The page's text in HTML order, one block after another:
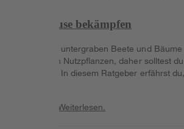
Wühlmäuse bekämpfen
Wühlmäuse untergraben Beete und
Wurzeln von Nutzpflanzen, daher solltest
bekämpfen. In diesem Ratgeber erfährst
Weiterlesen.